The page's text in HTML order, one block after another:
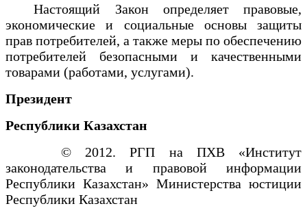
Настоящий Закон определяет правовые,
экономические и социальные основы защиты
прав потребителей, а также меры по обеспечению
потребителей безопасными и качественными
товарами (работами, услугами).
Президент
Республики Казахстан
© 2012. РГП на ПХВ «Институт
законодательства и правовой информации
Республики Казахстан» Министерства юстиции
Республики Казахстан